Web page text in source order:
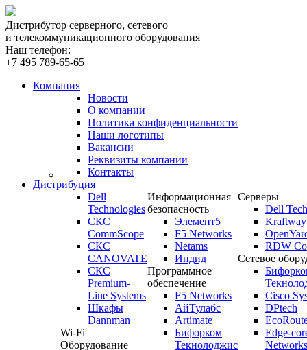
Дистрибутор серверного, сетевого
и телекоммуникационного оборудования
Наш телефон:
+7 495 789-65-65
Компания
Новости
О компании
Политика конфиденциальности
Наши логотипы
Вакансии
Реквизиты компании
Контакты
Дистрибуция
Dell
Technologies
СКС
CommScope
СКС
CANOVATE
СКС
Premium-
Line Systems
Шкафы
Dannman
Wi-Fi
Оборудование
Информационная
безопасность
Элемент5
F5 Networks
Netams
Индид
Программное
обеспечение
F5 Networks
АйТулабс
Artimate
Бифорком
Текнолоджис
Серверы
Dell
Kraftway
RDW
Сетевое
Cisco
DPtech
Edge-
Networks